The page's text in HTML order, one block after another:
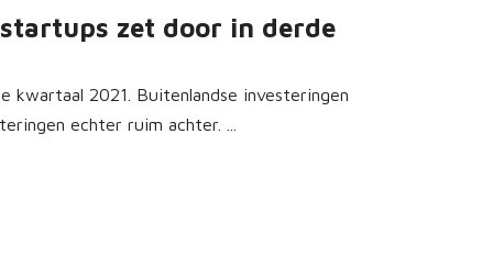
zet door in derde
kwartaal 2021. Buitenlandse investeringen
echter ruim achter. ...